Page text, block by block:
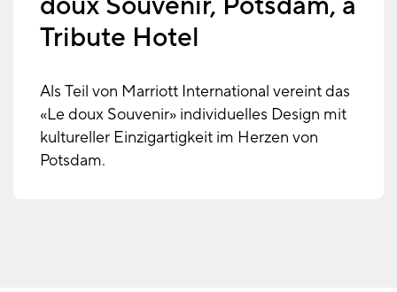
Tribute Hotel
Als Teil von Marriott International vereint das
«Le doux Souvenir» individuelles Design mit
kultureller Einzigartigkeit im Herzen von
Potsdam.